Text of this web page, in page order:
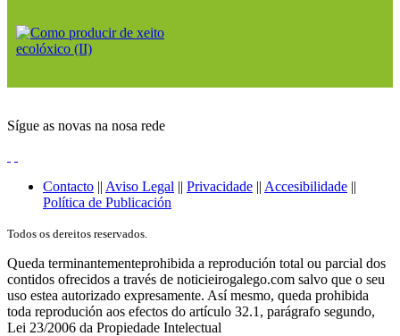
Sígue as novas na nosa rede
Contacto || Aviso Legal || Privacidade || Accesibilidade ||
Política de Publicación
Todos os dereitos reservados.
Queda terminantementeprohibida a reprodución total ou parcial dos
contidos ofrecidos a través de noticieirogalego.com salvo que o seu
uso estea autorizado expresamente. Así mesmo, queda prohibida
toda reprodución aos efectos do artículo 32.1, parágrafo segundo,
Lei 23/2006 da Propiedade Intelectual